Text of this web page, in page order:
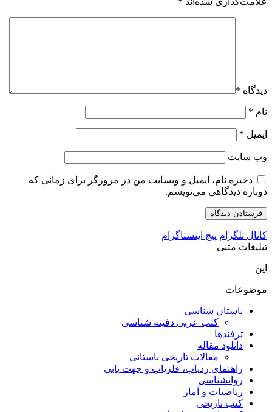
دیدگاه *
نام *
ایمیل *
وب‌ سایت
ذخیره نام، ایمیل و وبسایت من در مرورگر برای زمانی که
دوباره دیدگاهی می‌نویسم.
کانال تلگرام پیج اینستاگرام
تبلیغات متنی
این
موضوعات
باستان شناسی
کتب عربی دفینه شناسی
ترفندها
دانلود مقاله
مقالات تاریخی باستانی
راهنمای ردیاب، فلزیاب و جهت یابی
روانشناسی
ریاضیات و آمار
کتب تاریخی